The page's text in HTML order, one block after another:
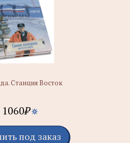
Станция Восток
1060₽
под заказ